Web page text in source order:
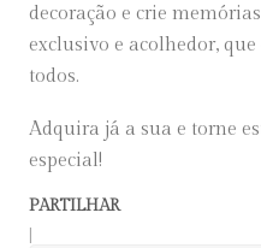
decoração e crie
exclusivo e acolhedor,
todos.
Adquira já a sua e torne
especial!
PARTILHAR